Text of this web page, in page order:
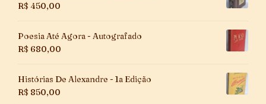
R$ 450,00
Poesia Até Agora - Autografado
R$ 680,00
Histórias De Alexandre - 1a Edição
R$ 850,00